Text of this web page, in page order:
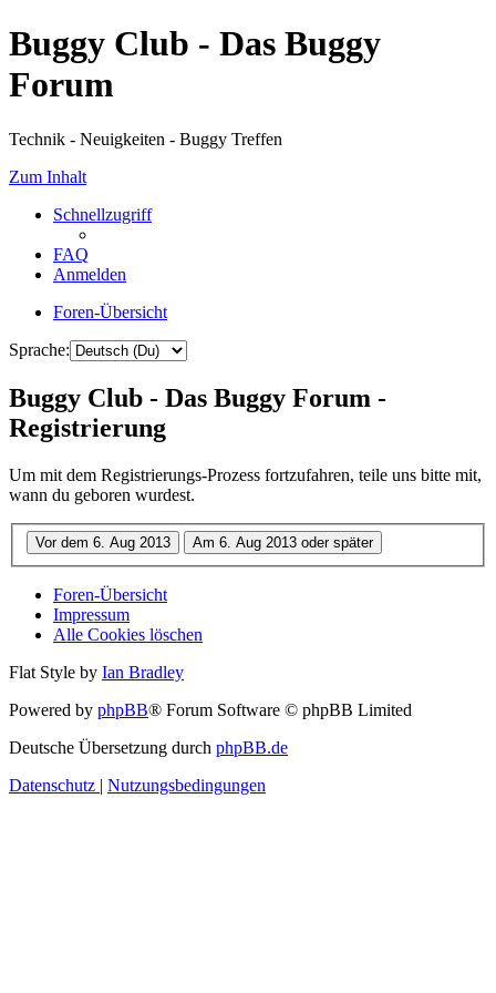
Buggy Club - Das Buggy
Forum
Technik - Neuigkeiten - Buggy Treffen
Zum Inhalt
Schnellzugriff
FAQ
Anmelden
Foren-Übersicht
Sprache:
Buggy Club - Das Buggy Forum -
Registrierung
Um mit dem Registrierungs-Prozess fortzufahren, teile uns bitte mit,
wann du geboren wurdest.
Foren-Übersicht
Impressum
Alle Cookies löschen
Flat Style by Ian Bradley
Powered by phpBB® Forum Software © phpBB Limited
Deutsche Übersetzung durch phpBB.de
Datenschutz | Nutzungsbedingungen